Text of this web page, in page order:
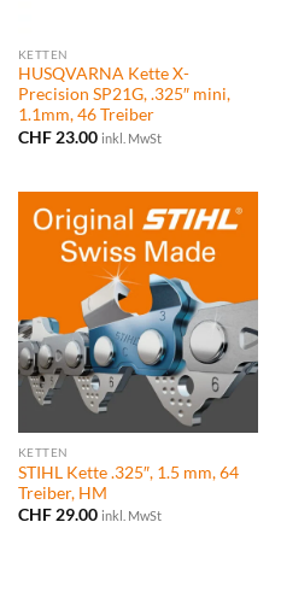
KETTEN
HUSQVARNA Kette X-
Precision SP21G, .325″ mini,
1.1mm, 46 Treiber
CHF23.00 inkl. MwSt
KETTEN
STIHL Kette .325″, 1.5 mm, 64
Treiber, HM
CHF29.00 inkl. MwSt